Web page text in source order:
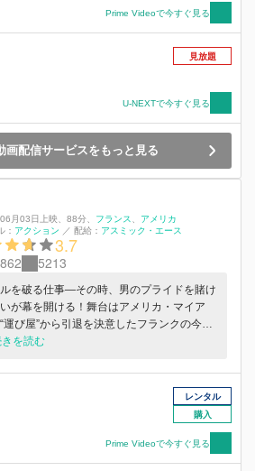
Prime Videoで今すぐ見る
見放題
U-NEXTで今すぐ見る
画配信サービスをもっと見る
月03日上映、 88分、 フランス
アメリカ
： アクション ／ 配給： アスミック・エース
3.7
5213
を破る仕事―その時、男のプライドを賭け
が幕を開ける！舞台はアメリカ・マイア
運び屋”から引退を決意したフランクの今度
品は、たった6歳の少年ジャック。“運転
受ける。そんな矢先、突如女殺し屋が現わ
ャックが誘拐される。引きさかれる間際
ランクが少年と交わした固い約束「必ず君
る。守れない約束はしない」。そして決死の
で敵のアジトヘ乗り込んだフランクは、ジャ
救出に成功するが、敵の本当の狙いは身代
を読む
レンタル
購入
Prime Videoで今すぐ見る